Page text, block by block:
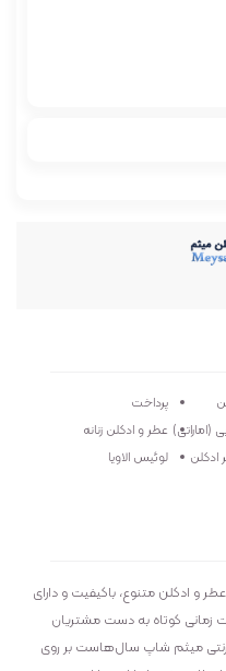
تلخ
پرداخت
(اماراتی) عطر و ادکلن زنانه
لوئیس الاویا
و ادکلن متنوع، باکیفیت و دارای
کوتاه به دست مشتریان
میثم شاپ سال‌هاست بر روی